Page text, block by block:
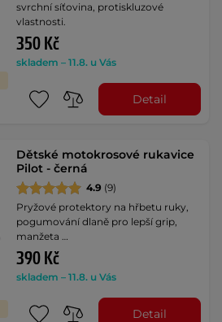
svrchní síťovina, protiskluzové
vlastnosti.
350 Kč
skladem – 11.8. u Vás
Detail
Dětské motokrosové rukavice
Pilot - černá
4.9 (9)
Pryžové protektory na hřbetu ruky,
pogumování dlaně pro lepší grip,
manžeta …
390 Kč
skladem – 11.8. u Vás
Detail